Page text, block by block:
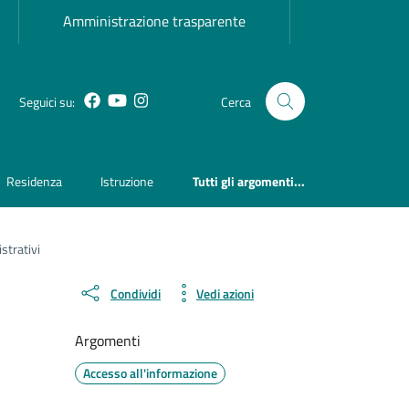
Amministrazione trasparente
Seguici su: Facebook
YouTubeInstagram Cerca
Residenza Istruzione Tutti gli argomenti...
Condividi Vedi azioni
Argomenti
Accesso all'informazione